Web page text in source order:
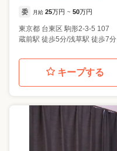
委 月給 25万円 ~ 50万円
東京都 台東区 駒形2-3-5 107
蔵前駅 徒歩5分/浅草駅 徒歩7分
キープする